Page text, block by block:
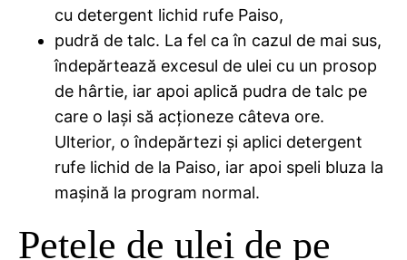
cu detergent lichid rufe Paiso,
pudră de talc. La fel ca în cazul de mai sus,
îndepărtează excesul de ulei cu un prosop
de hârtie, iar apoi aplică pudra de talc pe
care o lași să acționeze câteva ore.
Ulterior, o îndepărtezi și aplici detergent
rufe lichid de la Paiso, iar apoi speli bluza la
mașină la program normal.
Petele de ulei de pe